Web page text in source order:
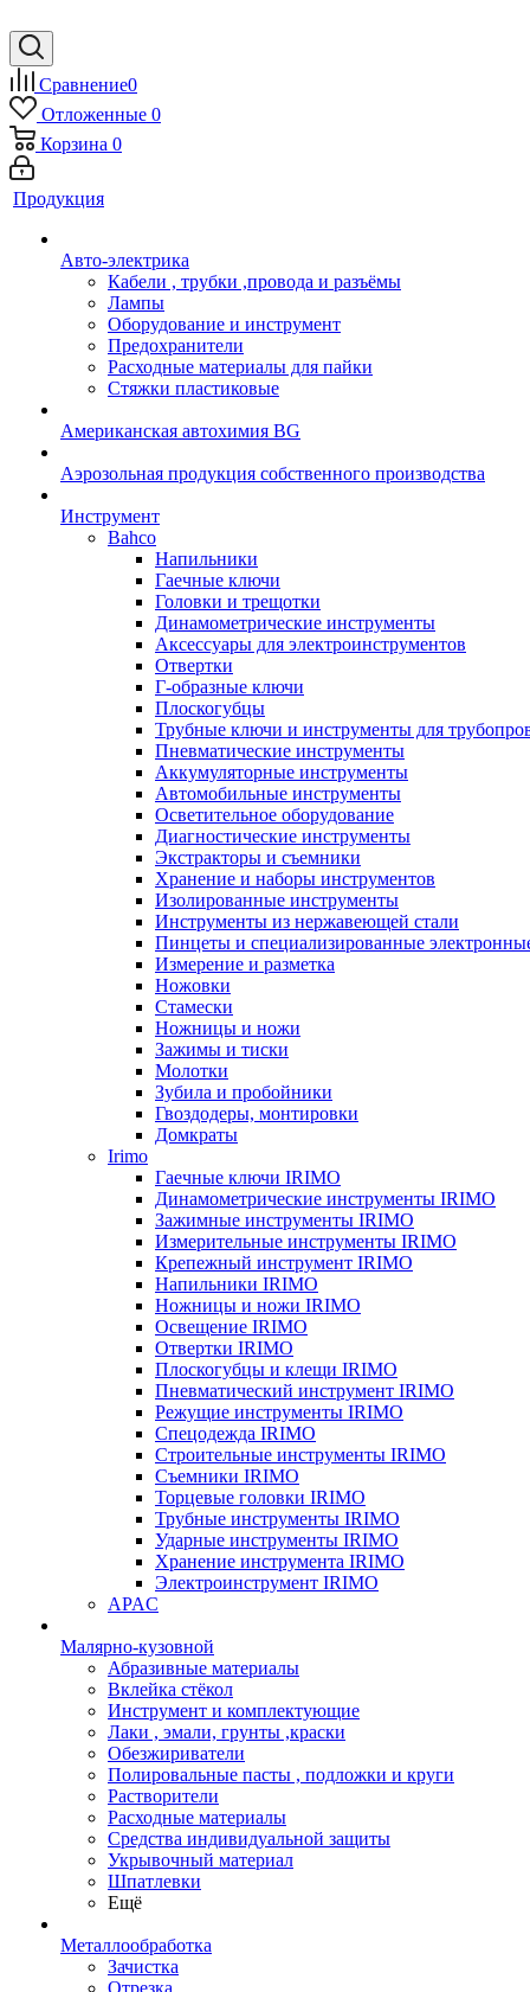
Сравнение0
Отложенные 0
Корзина 0
Продукция
Авто-электрика
Кабели , трубки ,провода и разъёмы
Лампы
Оборудование и инструмент
Предохранители
Расходные материалы для пайки
Стяжки пластиковые
Американская автохимия BG
Аэрозольная продукция собственного производства
Инструмент
Bahco
Напильники
Гаечные ключи
Головки и трещотки
Динамометрические инструменты
Аксессуары для электроинструментов
Отвертки
Г-образные ключи
Плоскогубцы
Трубные ключи и инструменты для
Пневматические инструменты
Аккумуляторные инструменты
Автомобильные инструменты
Осветительное оборудование
Диагностические инструменты
Экстракторы и съемники
Хранение и наборы инструментов
Изолированные инструменты
Инструменты из нержавеющей стали
Пинцеты и специализированные
Измерение и разметка
Ножовки
Стамески
Ножницы и ножи
Зажимы и тиски
Молотки
Зубила и пробойники
Гвоздодеры, монтировки
Домкраты
Irimo
Гаечные ключи IRIMO
Динамометрические инструменты IRIMO
Зажимные инструменты IRIMO
Измерительные инструменты IRIMO
Крепежный инструмент IRIMO
Напильники IRIMO
Ножницы и ножи IRIMO
Освещение IRIMO
Отвертки IRIMO
Плоскогубцы и клещи IRIMO
Пневматический инструмент IRIMO
Режущие инструменты IRIMO
Спецодежда IRIMO
Строительные инструменты IRIMO
Съемники IRIMO
Торцевые головки IRIMO
Трубные инструменты IRIMO
Ударные инструменты IRIMO
Хранение инструмента IRIMO
Электроинструмент IRIMO
APAC
Малярно-кузовной
Абразивные материалы
Вклейка стёкол
Инструмент и комплектующие
Лаки , эмали, грунты ,краски
Обезжириватели
Полировальные пасты , подложки и круги
Растворители
Расходные материалы
Средства индивидуальной защиты
Укрывочный материал
Шпатлевки
Ещё
Металлообработка
Зачистка
Отрезка